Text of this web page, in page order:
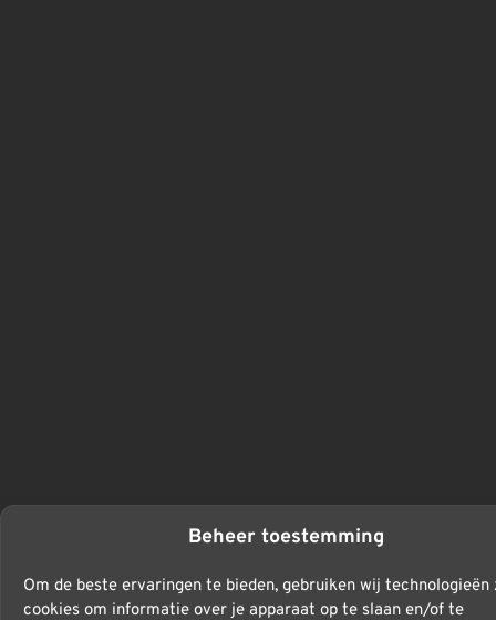
Beheer toestemming
Om de beste ervaringen te bieden, gebruiken wij technologieën
cookies om informatie over je apparaat op te slaan en/of te